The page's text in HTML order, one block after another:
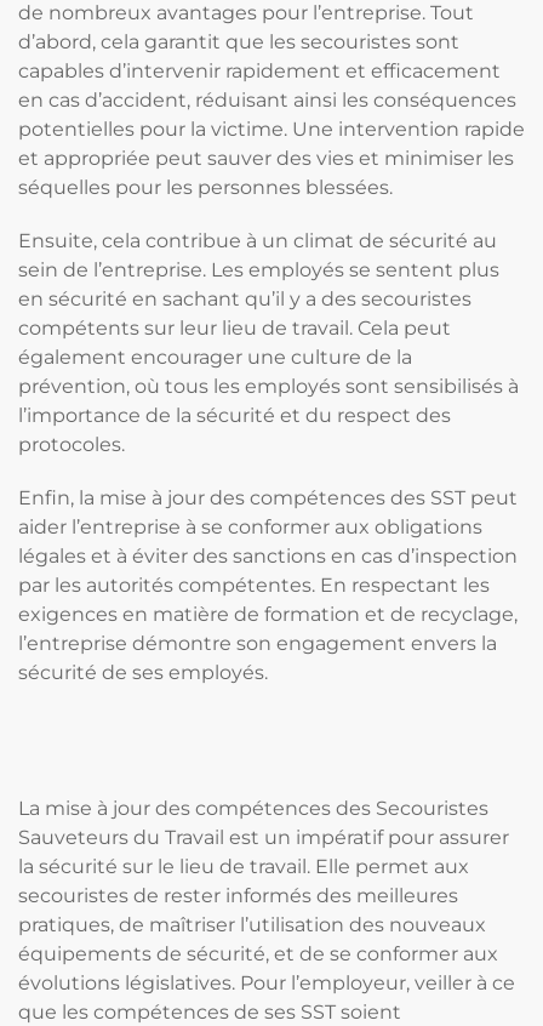
de nombreux avantages pour l’entreprise. Tout
d’abord, cela garantit que les secouristes sont
capables d’intervenir rapidement et efficacement
en cas d’accident, réduisant ainsi les conséquences
potentielles pour la victime. Une intervention rapide
et appropriée peut sauver des vies et minimiser les
séquelles pour les personnes blessées.
Ensuite, cela contribue à un climat de sécurité au
sein de l’entreprise. Les employés se sentent plus
en sécurité en sachant qu’il y a des secouristes
compétents sur leur lieu de travail. Cela peut
également encourager une culture de la
prévention, où tous les employés sont sensibilisés à
l’importance de la sécurité et du respect des
protocoles.
Enfin, la mise à jour des compétences des SST peut
aider l’entreprise à se conformer aux obligations
légales et à éviter des sanctions en cas d’inspection
par les autorités compétentes. En respectant les
exigences en matière de formation et de recyclage,
l’entreprise démontre son engagement envers la
sécurité de ses employés.
La mise à jour des compétences des Secouristes
Sauveteurs du Travail est un impératif pour assurer
la sécurité sur le lieu de travail. Elle permet aux
secouristes de rester informés des meilleures
pratiques, de maîtriser l’utilisation des nouveaux
équipements de sécurité, et de se conformer aux
évolutions législatives. Pour l’employeur, veiller à ce
que les compétences de ses SST soient